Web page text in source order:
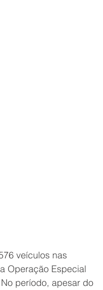
veículos nas
Operação Especial
período, apesar do